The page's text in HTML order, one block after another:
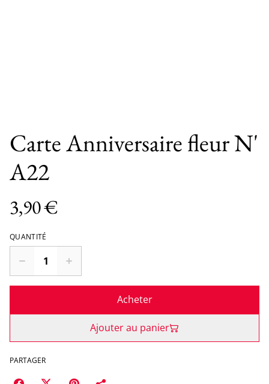
Carte Anniversaire fleur N'
A22
3,90 €
QUANTITÉ
Acheter
Ajouter au panier
PARTAGER